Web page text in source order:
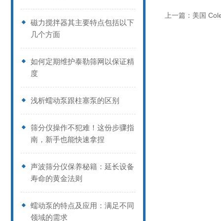
磁力搅拌器其主要特点包括以下
几个方面
如何定期维护泰勒筛网以保证精
度
浅析蠕动泵跟柱塞泵的区别
筛分仪操作不犯难！这份步骤指
南，新手也能快速拿捏
声波筛分仪保养秘籍：延长设备
寿命的黄金法则
蠕动泵的特点及应用：满足不同
领域的需求
上一篇： 美国